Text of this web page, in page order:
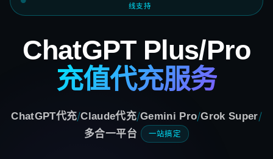
线支持
ChatGPT Plus/Pro
充值代充服务
ChatGPT代充/Claude代充/Gemini Pro/Grok Super/
多合一平台 一站搞定